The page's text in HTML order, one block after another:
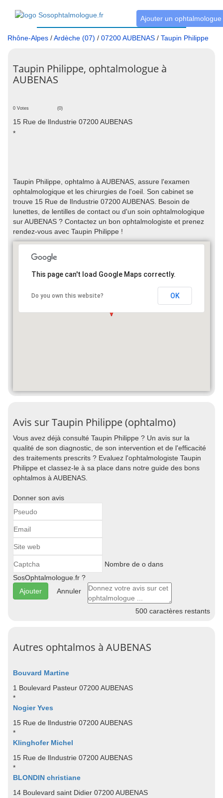
Ajouter un ophtalmologue
Rhône-Alpes /Ardèche (07) / 07200 AUBENAS / Taupin Philippe
Taupin Philippe, ophtalmologue à
AUBENAS
0 Votes (0)
15 Rue de lIndustrie 07200 AUBENAS
*
Taupin Philippe, ophtalmo à AUBENAS, assure l'examen
ophtalmologique et les chirurgies de l'oeil. Son cabinet se
trouve 15 Rue de lIndustrie 07200 AUBENAS. Besoin de
lunettes, de lentilles de contact ou d'un soin ophtalmologique
sur AUBENAS ? Contactez un bon ophtalmologiste et prenez
rendez-vous avec Taupin Philippe !
This page can't load Google Maps correctly.
Do you own this website? OK
Avis sur Taupin Philippe (ophtalmo)
Vous avez déjà consulté Taupin Philippe ? Un avis sur la
qualité de son diagnostic, de son intervention et de l'efficacité
des traitements prescrits ? Evaluez l'ophtalmologiste Taupin
Philippe et classez-le à sa place dans notre guide des bons
ophtalmos à AUBENAS.
Donner son avis
Nombre de o dans
SosOphtalmologue.fr ?
Annuler
500 caractères restants
Autres ophtalmos à AUBENAS
Bouvard Martine
1 Boulevard Pasteur 07200 AUBENAS
*
Nogier Yves
15 Rue de lIndustrie 07200 AUBENAS
*
Klinghofer Michel
15 Rue de lIndustrie 07200 AUBENAS
*
BLONDIN christiane
14 Boulevard saint Didier 07200 AUBENAS